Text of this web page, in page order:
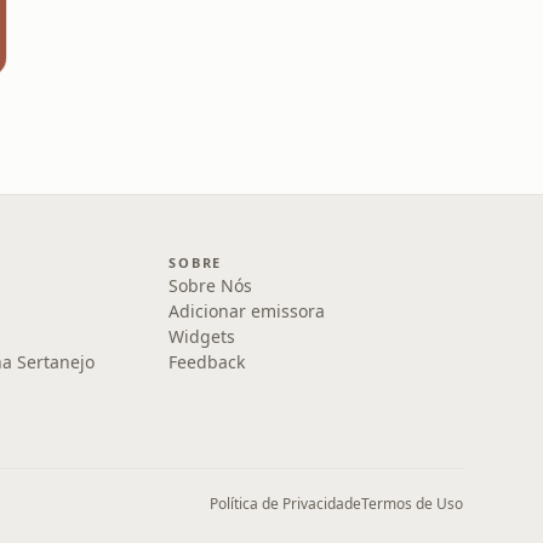
Sertanejo
SOBRE
Sobre Nós
Adicionar emissora
Widgets
Feedback
Política de PrivacidadeTermos de Uso